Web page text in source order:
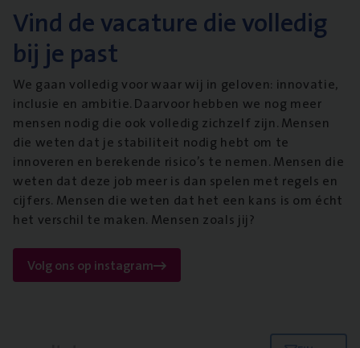
Vind de vacature die volledig
bij je past
We gaan volledig voor waar wij in geloven: innovatie,
inclusie en ambitie. Daarvoor hebben we nog meer
mensen nodig die ook volledig zichzelf zijn. Mensen
die weten dat je stabiliteit nodig hebt om te
innoveren en berekende risico’s te nemen. Mensen die
weten dat deze job meer is dan spelen met regels en
cijfers. Mensen die weten dat het een kans is om écht
het verschil te maken. Mensen zoals jij?
Volg ons op instagram